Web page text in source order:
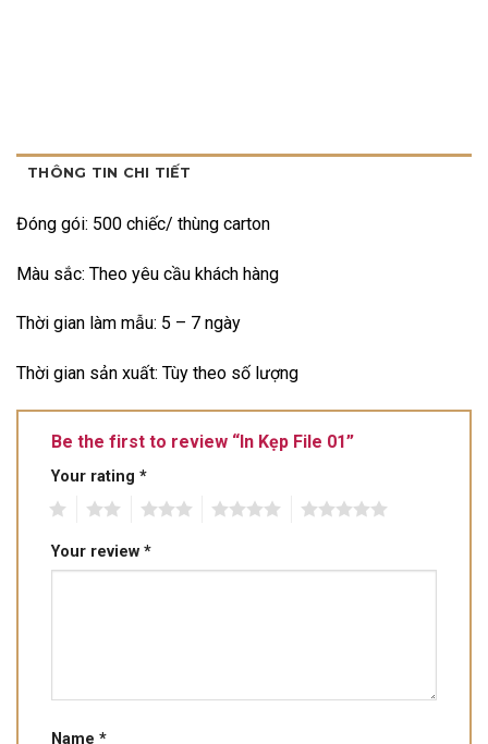
THÔNG TIN CHI TIẾT
Đóng gói: 500 chiếc/ thùng carton
Màu sắc: Theo yêu cầu khách hàng
Thời gian làm mẫu: 5 – 7 ngày
Thời gian sản xuất: Tùy theo số lượng
Be the first to review “In Kẹp File 01”
Your rating *
Your review *
Name *